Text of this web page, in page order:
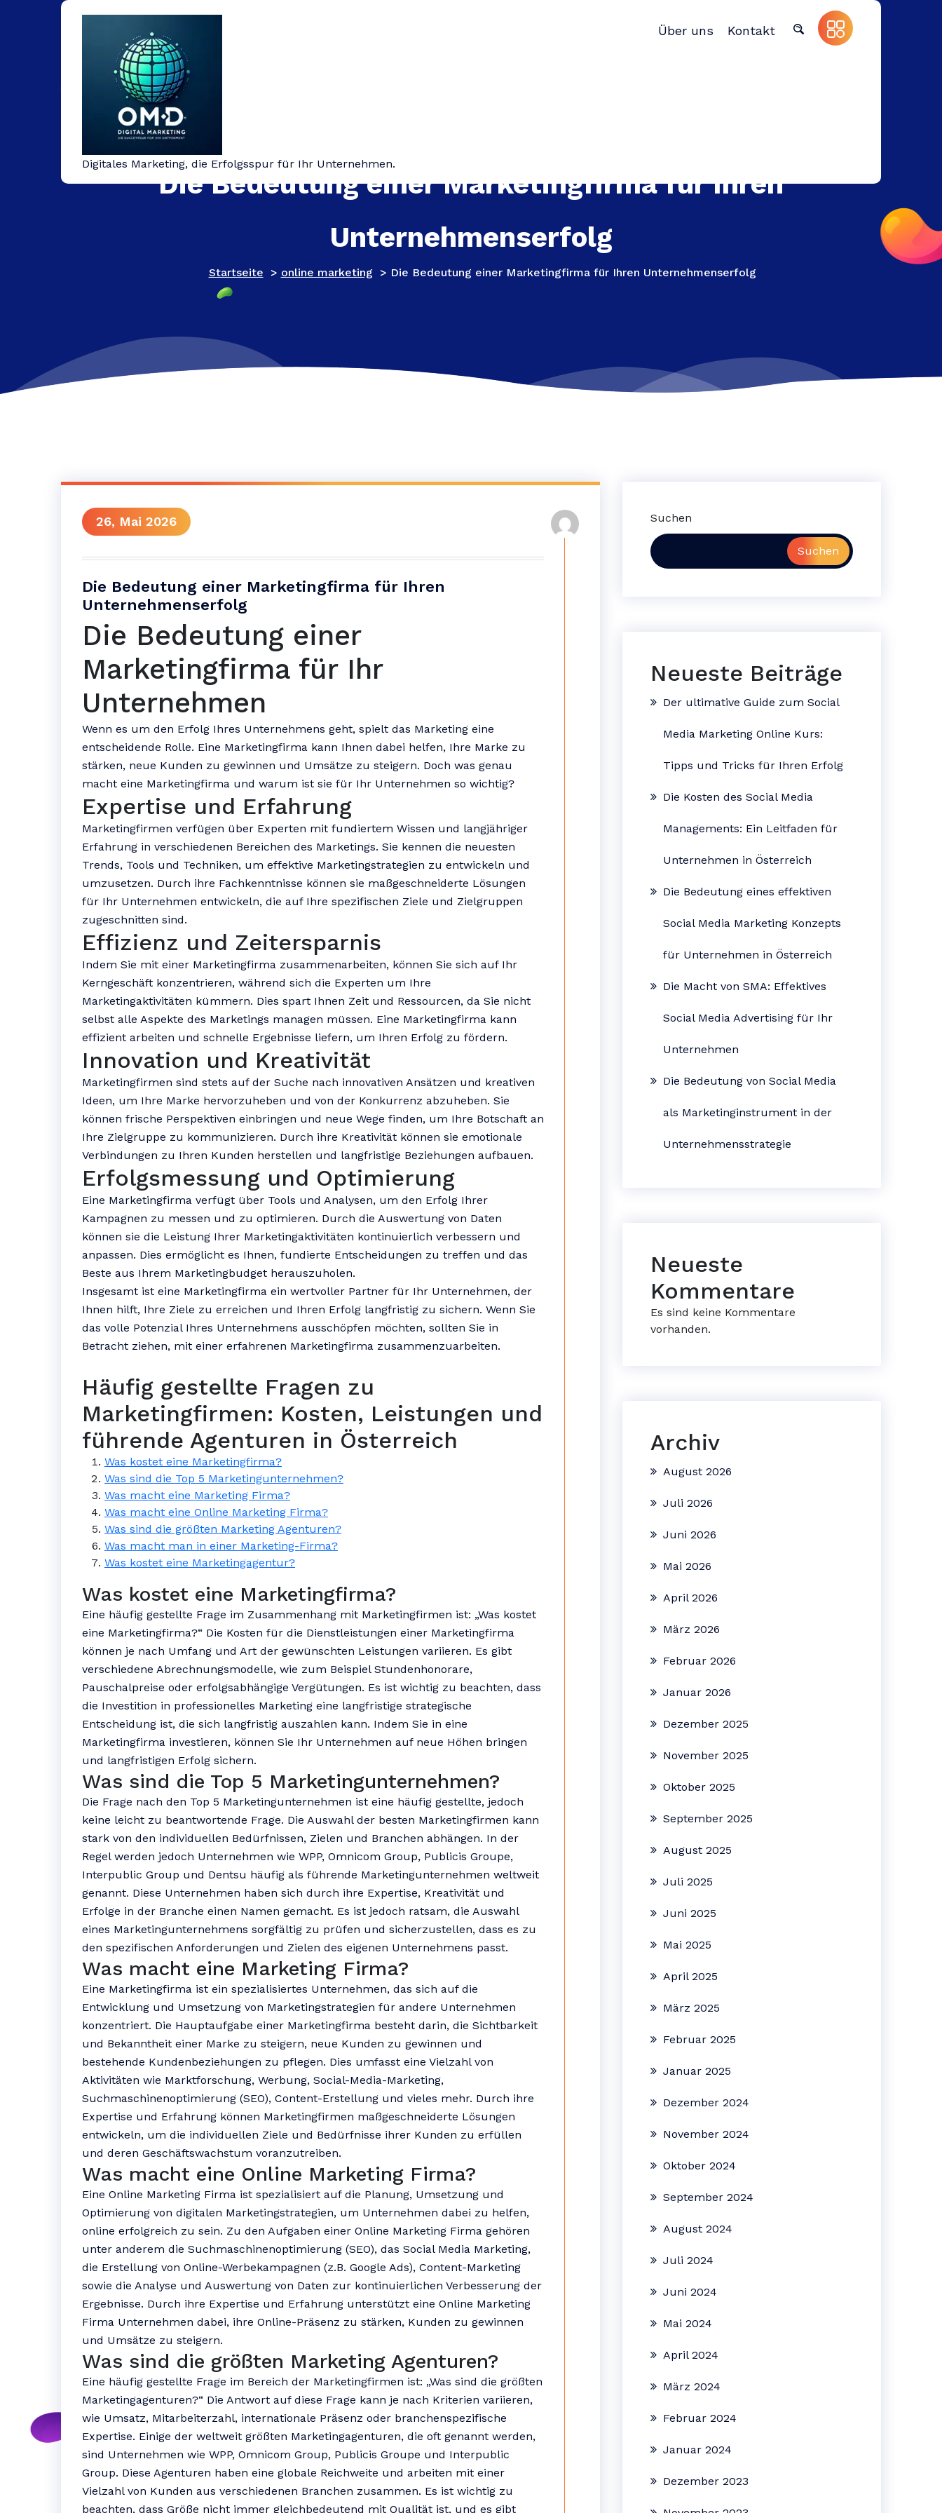
Digitales Marketing, die Erfolgsspur für Ihr Unternehmen.
Über uns Kontakt
Die Bedeutung einer Marketingfirma für Ihren
Unternehmenserfolg
Startseite > online marketing > Die Bedeutung einer Marketingfirma für Ihren Unternehmenserfolg
26, Mai 2026
Die Bedeutung einer Marketingfirma für Ihren
Unternehmenserfolg
Die Bedeutung einer
Marketingfirma für Ihr
Unternehmen
Wenn es um den Erfolg Ihres Unternehmens geht, spielt das Marketing eine
entscheidende Rolle. Eine Marketingfirma kann Ihnen dabei helfen, Ihre Marke zu
stärken, neue Kunden zu gewinnen und Umsätze zu steigern. Doch was genau
macht eine Marketingfirma und warum ist sie für Ihr Unternehmen so wichtig?
Expertise und Erfahrung
Marketingfirmen verfügen über Experten mit fundiertem Wissen und langjähriger
Erfahrung in verschiedenen Bereichen des Marketings. Sie kennen die neuesten
Trends, Tools und Techniken, um effektive Marketingstrategien zu entwickeln und
umzusetzen. Durch ihre Fachkenntnisse können sie maßgeschneiderte Lösungen
für Ihr Unternehmen entwickeln, die auf Ihre spezifischen Ziele und Zielgruppen
zugeschnitten sind.
Effizienz und Zeitersparnis
Indem Sie mit einer Marketingfirma zusammenarbeiten, können Sie sich auf Ihr
Kerngeschäft konzentrieren, während sich die Experten um Ihre
Marketingaktivitäten kümmern. Dies spart Ihnen Zeit und Ressourcen, da Sie nicht
selbst alle Aspekte des Marketings managen müssen. Eine Marketingfirma kann
effizient arbeiten und schnelle Ergebnisse liefern, um Ihren Erfolg zu fördern.
Innovation und Kreativität
Marketingfirmen sind stets auf der Suche nach innovativen Ansätzen und kreativen
Ideen, um Ihre Marke hervorzuheben und von der Konkurrenz abzuheben. Sie
können frische Perspektiven einbringen und neue Wege finden, um Ihre Botschaft an
Ihre Zielgruppe zu kommunizieren. Durch ihre Kreativität können sie emotionale
Verbindungen zu Ihren Kunden herstellen und langfristige Beziehungen aufbauen.
Erfolgsmessung und Optimierung
Eine Marketingfirma verfügt über Tools und Analysen, um den Erfolg Ihrer
Kampagnen zu messen und zu optimieren. Durch die Auswertung von Daten
können sie die Leistung Ihrer Marketingaktivitäten kontinuierlich verbessern und
anpassen. Dies ermöglicht es Ihnen, fundierte Entscheidungen zu treffen und das
Beste aus Ihrem Marketingbudget herauszuholen.
Insgesamt ist eine Marketingfirma ein wertvoller Partner für Ihr Unternehmen, der
Ihnen hilft, Ihre Ziele zu erreichen und Ihren Erfolg langfristig zu sichern. Wenn Sie
das volle Potenzial Ihres Unternehmens ausschöpfen möchten, sollten Sie in
Betracht ziehen, mit einer erfahrenen Marketingfirma zusammenzuarbeiten.
Häufig gestellte Fragen zu
Marketingfirmen: Kosten, Leistungen und
führende Agenturen in Österreich
Was kostet eine Marketingfirma?
Was sind die Top 5 Marketingunternehmen?
Was macht eine Marketing Firma?
Was macht eine Online Marketing Firma?
Was sind die größten Marketing Agenturen?
Was macht man in einer Marketing-Firma?
Was kostet eine Marketingagentur?
Was kostet eine Marketingfirma?
Eine häufig gestellte Frage im Zusammenhang mit Marketingfirmen ist: „Was kostet
eine Marketingfirma?“ Die Kosten für die Dienstleistungen einer Marketingfirma
können je nach Umfang und Art der gewünschten Leistungen variieren. Es gibt
verschiedene Abrechnungsmodelle, wie zum Beispiel Stundenhonorare,
Pauschalpreise oder erfolgsabhängige Vergütungen. Es ist wichtig zu beachten, dass
die Investition in professionelles Marketing eine langfristige strategische
Entscheidung ist, die sich langfristig auszahlen kann. Indem Sie in eine
Marketingfirma investieren, können Sie Ihr Unternehmen auf neue Höhen bringen
und langfristigen Erfolg sichern.
Was sind die Top 5 Marketingunternehmen?
Die Frage nach den Top 5 Marketingunternehmen ist eine häufig gestellte, jedoch
keine leicht zu beantwortende Frage. Die Auswahl der besten Marketingfirmen kann
stark von den individuellen Bedürfnissen, Zielen und Branchen abhängen. In der
Regel werden jedoch Unternehmen wie WPP, Omnicom Group, Publicis Groupe,
Interpublic Group und Dentsu häufig als führende Marketingunternehmen weltweit
genannt. Diese Unternehmen haben sich durch ihre Expertise, Kreativität und
Erfolge in der Branche einen Namen gemacht. Es ist jedoch ratsam, die Auswahl
eines Marketingunternehmens sorgfältig zu prüfen und sicherzustellen, dass es zu
den spezifischen Anforderungen und Zielen des eigenen Unternehmens passt.
Was macht eine Marketing Firma?
Eine Marketingfirma ist ein spezialisiertes Unternehmen, das sich auf die
Entwicklung und Umsetzung von Marketingstrategien für andere Unternehmen
konzentriert. Die Hauptaufgabe einer Marketingfirma besteht darin, die Sichtbarkeit
und Bekanntheit einer Marke zu steigern, neue Kunden zu gewinnen und
bestehende Kundenbeziehungen zu pflegen. Dies umfasst eine Vielzahl von
Aktivitäten wie Marktforschung, Werbung, Social-Media-Marketing,
Suchmaschinenoptimierung (SEO), Content-Erstellung und vieles mehr. Durch ihre
Expertise und Erfahrung können Marketingfirmen maßgeschneiderte Lösungen
entwickeln, um die individuellen Ziele und Bedürfnisse ihrer Kunden zu erfüllen
und deren Geschäftswachstum voranzutreiben.
Was macht eine Online Marketing Firma?
Eine Online Marketing Firma ist spezialisiert auf die Planung, Umsetzung und
Optimierung von digitalen Marketingstrategien, um Unternehmen dabei zu helfen,
online erfolgreich zu sein. Zu den Aufgaben einer Online Marketing Firma gehören
unter anderem die Suchmaschinenoptimierung (SEO), das Social Media Marketing,
die Erstellung von Online-Werbekampagnen (z.B. Google Ads), Content-Marketing
sowie die Analyse und Auswertung von Daten zur kontinuierlichen Verbesserung der
Ergebnisse. Durch ihre Expertise und Erfahrung unterstützt eine Online Marketing
Firma Unternehmen dabei, ihre Online-Präsenz zu stärken, Kunden zu gewinnen
und Umsätze zu steigern.
Was sind die größten Marketing Agenturen?
Eine häufig gestellte Frage im Bereich der Marketingfirmen ist: „Was sind die größten
Marketingagenturen?“ Die Antwort auf diese Frage kann je nach Kriterien variieren,
wie Umsatz, Mitarbeiterzahl, internationale Präsenz oder branchenspezifische
Expertise. Einige der weltweit größten Marketingagenturen, die oft genannt werden,
sind Unternehmen wie WPP, Omnicom Group, Publicis Groupe und Interpublic
Group. Diese Agenturen haben eine globale Reichweite und arbeiten mit einer
Vielzahl von Kunden aus verschiedenen Branchen zusammen. Es ist wichtig zu
beachten, dass Größe nicht immer gleichbedeutend mit Qualität ist, und es gibt
Suchen
Suchen
Neueste Beiträge
Der ultimative Guide zum Social
Media Marketing Online Kurs:
Tipps und Tricks für Ihren Erfolg
Die Kosten des Social Media
Managements: Ein Leitfaden für
Unternehmen in Österreich
Die Bedeutung eines effektiven
Social Media Marketing Konzepts
für Unternehmen in Österreich
Die Macht von SMA: Effektives
Social Media Advertising für Ihr
Unternehmen
Die Bedeutung von Social Media
als Marketinginstrument in der
Unternehmensstrategie
Neueste
Kommentare
Es sind keine Kommentare
vorhanden.
Archiv
August 2026
Juli 2026
Juni 2026
Mai 2026
April 2026
März 2026
Februar 2026
Januar 2026
Dezember 2025
November 2025
Oktober 2025
September 2025
August 2025
Juli 2025
Juni 2025
Mai 2025
April 2025
März 2025
Februar 2025
Januar 2025
Dezember 2024
November 2024
Oktober 2024
September 2024
August 2024
Juli 2024
Juni 2024
Mai 2024
April 2024
März 2024
Februar 2024
Januar 2024
Dezember 2023